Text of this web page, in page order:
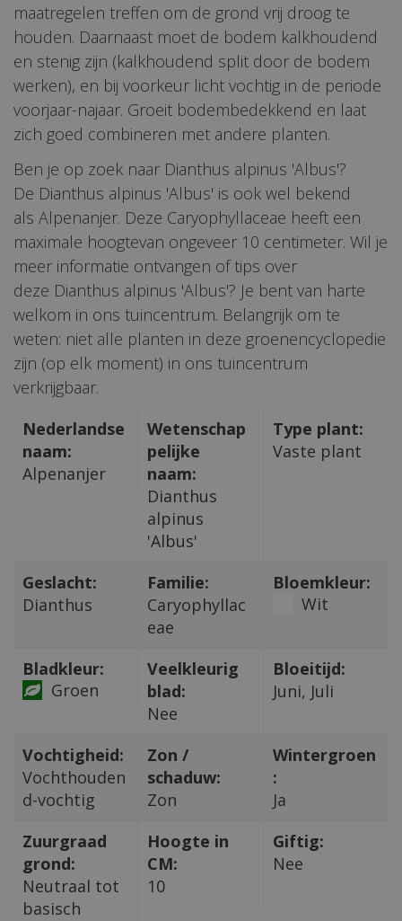
maatregelen treffen om de grond vrij droog te
houden. Daarnaast moet de bodem kalkhoudend
en stenig zijn (kalkhoudend split door de bodem
werken), en bij voorkeur licht vochtig in de periode
voorjaar-najaar. Groeit bodembedekkend en laat
zich goed combineren met andere planten.
Ben je op zoek naar Dianthus alpinus 'Albus'?
De Dianthus alpinus 'Albus' is ook wel bekend
als Alpenanjer. Deze Caryophyllaceae heeft een
maximale hoogtevan ongeveer 10 centimeter. Wil je
meer informatie ontvangen of tips over
deze Dianthus alpinus 'Albus'? Je bent van harte
welkom in ons tuincentrum. Belangrijk om te
weten: niet alle planten in deze groenencyclopedie
zijn (op elk moment) in ons tuincentrum
verkrijgbaar.
Nederlandse
naam:
Alpenanjer
Wetenschap
pelijke
naam:
Dianthus
alpinus
'Albus'
Type plant:
Vaste plant
Geslacht:
Dianthus
Familie:
Caryophyllac
eae
Bloemkleur:
Wit
Bladkleur:
Groen
Veelkleurig
blad:
Nee
Bloeitijd:
Juni, Juli
Vochtigheid:
Vochthouden
d-vochtig
Zon /
schaduw:
Zon
Wintergroen
:
Ja
Zuurgraad
grond:
Neutraal tot
basisch
Hoogte in
CM:
10
Giftig:
Nee